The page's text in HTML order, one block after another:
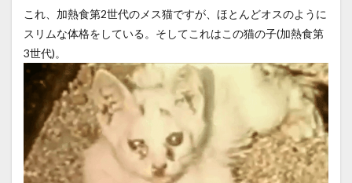
これ、加熱食第2世代のメス猫ですが、ほとんどオスのように
スリムな体格をしている。そしてこれはこの猫の子(加熱食第
3世代)。